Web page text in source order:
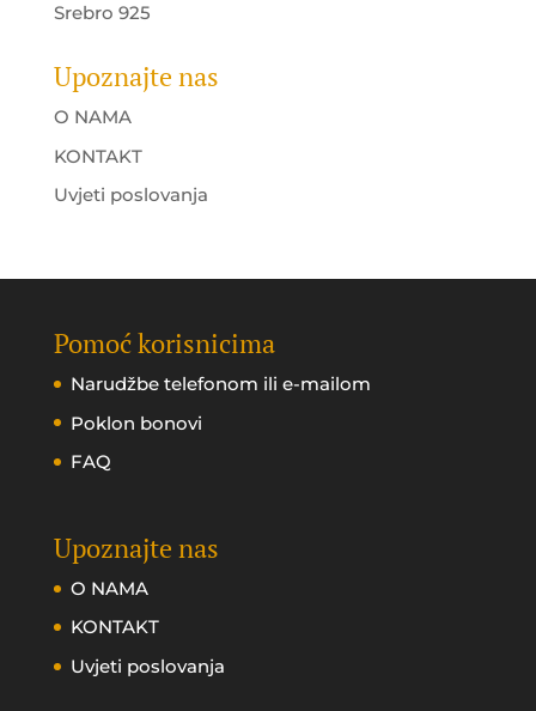
Srebro 925
Upoznajte nas
O NAMA
KONTAKT
Uvjeti poslovanja
Pomoć korisnicima
Narudžbe telefonom ili e-mailom
Poklon bonovi
FAQ
Upoznajte nas
O NAMA
KONTAKT
Uvjeti poslovanja